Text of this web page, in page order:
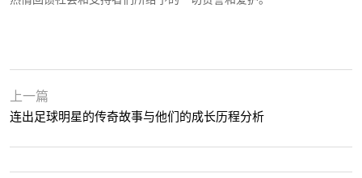
上一篇
连出足球明星的传奇故事与他们的成长历程分析